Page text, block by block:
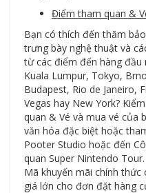
Điểm tham quan &
Bạn có thích đến thăm
trưng bày nghệ thuật và
từ các điểm đến hàng đầu
Kuala Lumpur, Tokyo,
Budapest, Rio de Janeiro,
Vegas hay New York?
quan & Vé và mua vé của
văn hóa đặc biệt hoặc
Pooter Studio hoặc đến
quan Super Nintendo
Mã khuyến mãi chính
giá lớn cho đơn đặt hàng